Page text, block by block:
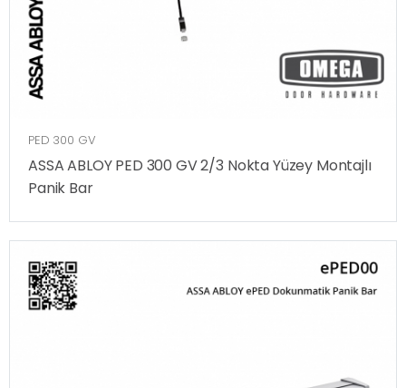
PED 300 GV
ASSA ABLOY PED 300 GV 2/3 Nokta Yüzey Montajlı
Panik Bar